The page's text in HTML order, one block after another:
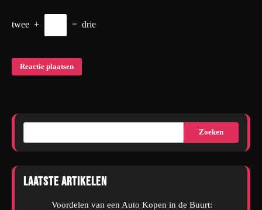
twee + = drie
Zoeken
Laatste artikelen
Voordelen van een Auto Kopen in de Buurt: